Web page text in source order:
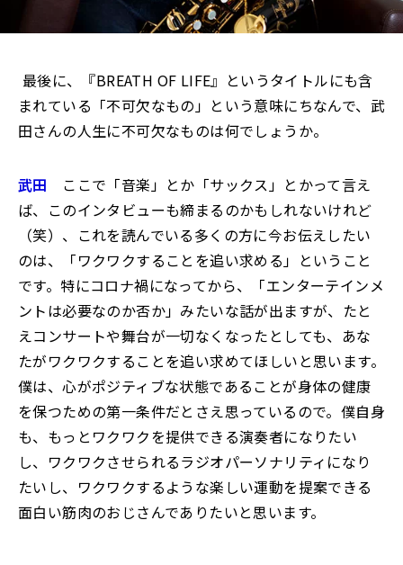
―― 最後に、『BREATH OF LIFE』というタイトルにも含
まれている「不可欠なもの」という意味にちなんで、武
田さんの人生に不可欠なものは何でしょうか。
武田 ここで「音楽」とか「サックス」とかって言え
ば、このインタビューも締まるのかもしれないけれど
（笑）、これを読んでいる多くの方に今お伝えしたい
のは、「ワクワクすることを追い求める」ということ
です。特にコロナ禍になってから、「エンターテインメ
ントは必要なのか否か」みたいな話が出ますが、たと
えコンサートや舞台が一切なくなったとしても、あな
たがワクワクすることを追い求めてほしいと思います。
僕は、心がポジティブな状態であることが身体の健康
を保つための第一条件だとさえ思っているので。僕自身
も、もっとワクワクを提供できる演奏者になりたい
し、ワクワクさせられるラジオパーソナリティになり
たいし、ワクワクするような楽しい運動を提案できる
面白い筋肉のおじさんでありたいと思います。